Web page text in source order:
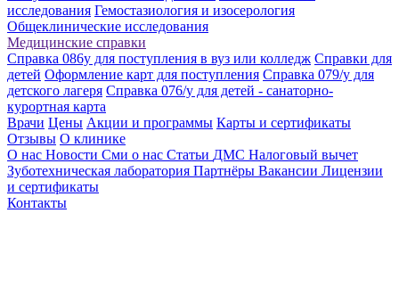
исследования Гемостазиология и изосерология
Общеклинические исследования
Медицинские справки
Справка 086у для поступления в вуз или колледж Справки для
детей Оформление карт для поступления Справка 079/у для
детского лагеря Справка 076/у для детей - санаторно-
курортная карта
Врачи Цены Акции и программы Карты и сертификаты
Отзывы О клинике
О нас Новости Сми о нас Статьи ДМС Налоговый вычет
Зуботехническая лаборатория Партнёры Вакансии Лицензии
и сертификаты
Контакты